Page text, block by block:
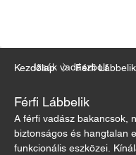
Izsák vadászbolt
Kezdőlap Férfi Lábbelik
Férfi Lábbelik
A férfi vadász bakancsok,
biztonságos és hangtalan
funkcionális eszközei.